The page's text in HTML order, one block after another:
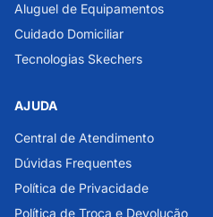
Aluguel de Equipamentos
Cuidado Domiciliar
Tecnologias Skechers
AJUDA
Central de Atendimento
Dúvidas Frequentes
Política de Privacidade
Política de Troca e Devolução